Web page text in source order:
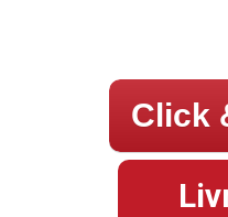
Click